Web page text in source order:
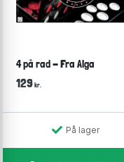
4 på rad - Fra Alga
129 kr.
På lager